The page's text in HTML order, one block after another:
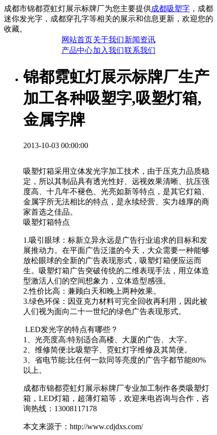
成都市锦都霓虹灯展示标牌厂为您主要提供成都吸塑字 ，成都
迷你发光字，成都穿孔字等相关的展示和信息更新，欢迎您的
收藏。
网站首页关于我们新闻资讯
产品中心加入我们联系我们
锦都霓虹灯展示标牌厂生产
加工各种吸塑字,吸塑灯箱,
金属字牌
2013-10-03 00:00:00
吸塑灯箱采用立体发光字加工技术，由于压克力品质稳
定，所以其制品具有透光性好、远视效果清晰、抗压强
度高、十几年不褪色、光亮如新等特点，是其它灯箱、
金属字所无法相比的特点，是永续经营、实力雄厚的商
家首选之佳品。
吸塑灯箱特点
1.吸引眼球：标新立异永远是广告行业追求的目标和发
展推动力。在平面广告泛滥的今天，大众需要一种能够
放松眼球的全新的广告表现形式，吸塑灯箱便应运而
生。吸塑灯箱广告突破传统的二维表现手法，用立体造
型激活人们的空间想象力，立体造型感强。
2.性价比高：兼顾白天和晚上两种效果。
3.绿色环保：因亚克力材料可完全回收再利用，因此被
人们视为面向二十一世纪的绿色广告表现形式。
LED发光字的特点有哪些？
1、光亮度高:特别适合高楼、大厦的广告、大字。
2、维修简便:比吸塑字、霓虹灯字维修及其简便。
3、省电节能:比任何一款同等亮度的广告字都节能80%
以上。
成都市锦都霓虹灯展示标牌厂专业加工制作各类吸塑灯
箱，LED灯箱，超薄灯箱等，欢迎来电咨询与合作，咨
询热线：13008117178
本文来源于：http://www.cdjdxs.com/